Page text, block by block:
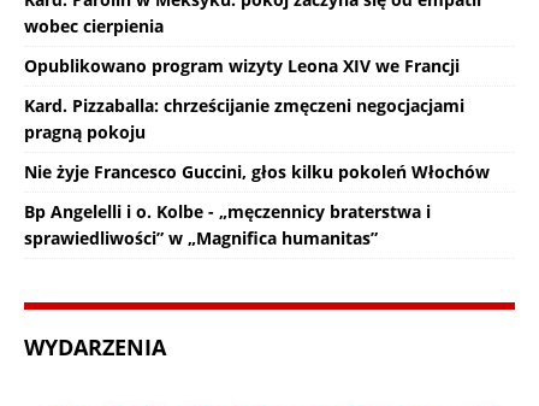
wobec cierpienia
Opublikowano program wizyty Leona XIV we Francji
Kard. Pizzaballa: chrześcijanie zmęczeni negocjacjami
pragną pokoju
Nie żyje Francesco Guccini, głos kilku pokoleń Włochów
Bp Angelelli i o. Kolbe - „męczennicy braterstwa i
sprawiedliwości” w „Magnifica humanitas”
WYDARZENIA